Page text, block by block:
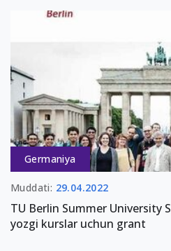
Germaniya
Muddati: 29.04.2022
TU Berlin Summer University
yozgi kurslar uchun grant